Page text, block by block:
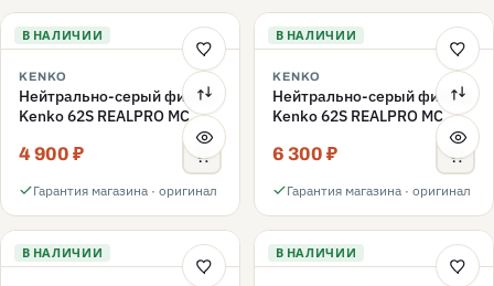
В НАЛИЧИИ
KENKO
Нейтрально-серый фильтр
Kenko 62S REALPRO MC
4 900 ₽
Гарантия магазина · оригинал
В НАЛИЧИИ
KENKO
Нейтрально-серый фильтр
Kenko 62S REALPRO MC
6 300 ₽
Гарантия магазина · оригинал
В НАЛИЧИИ В НАЛИЧИИ